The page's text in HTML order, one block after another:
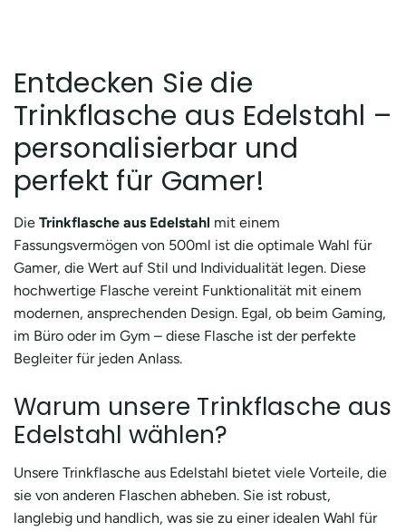
Entdecken Sie die
Trinkflasche aus Edelstahl –
personalisierbar und
perfekt für Gamer!
Die Trinkflasche aus Edelstahl mit einem
Fassungsvermögen von 500ml ist die optimale Wahl für
Gamer, die Wert auf Stil und Individualität legen. Diese
hochwertige Flasche vereint Funktionalität mit einem
modernen, ansprechenden Design. Egal, ob beim Gaming,
im Büro oder im Gym – diese Flasche ist der perfekte
Begleiter für jeden Anlass.
Warum unsere Trinkflasche aus
Edelstahl wählen?
Unsere Trinkflasche aus Edelstahl bietet viele Vorteile, die
sie von anderen Flaschen abheben. Sie ist robust,
langlebig und handlich, was sie zu einer idealen Wahl für